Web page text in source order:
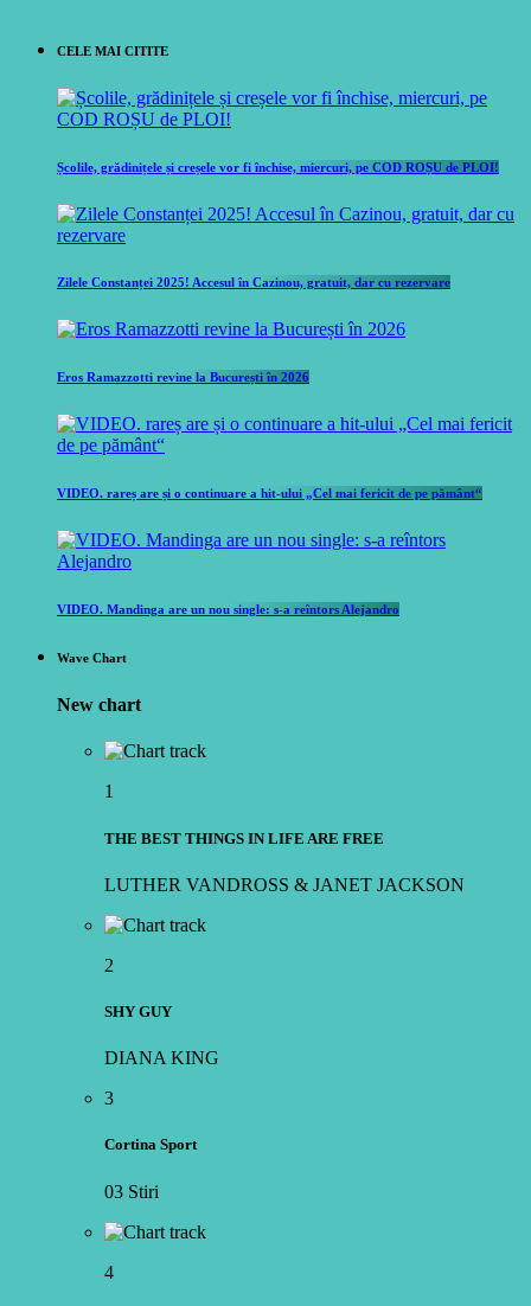
CELE MAI CITITE
Școlile, grădinițele și creșele vor fi închise, miercuri, pe COD ROȘU de PLOI!
Zilele Constanței 2025! Accesul în Cazinou, gratuit, dar cu rezervare
Eros Ramazzotti revine la București în 2026
VIDEO. rareș are și o continuare a hit-ului „Cel mai fericit de pe pământ“
VIDEO. Mandinga are un nou single: s-a reîntors Alejandro
Wave Chart
New chart
1
THE BEST THINGS IN LIFE ARE FREE
LUTHER VANDROSS & JANET JACKSON
2
SHY GUY
DIANA KING
3
Cortina Sport
03 Stiri
4